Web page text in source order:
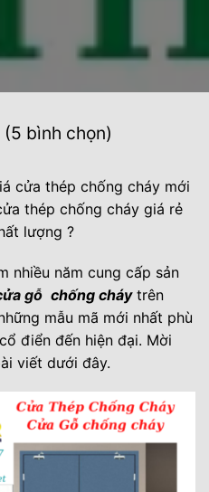
bình chọn)
cửa thép chống cháy mới
thép chống cháy giá rẻ
lượng ?
nhiều năm cung cấp sản
gỗ chống cháy trên
mẫu mã mới nhất phù
điển đến hiện đại. Mời
viết dưới đây.